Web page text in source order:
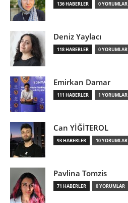
136 HABERLER 0 YORUMLAR
Deniz Yaylacı
118 HABERLER 0 YORUMLAR
Emirkan Damar
111 HABERLER 1 YORUMLAR
Can YİĞİTEROL
93 HABERLER 10 YORUMLAR
Pavlina Tomzis
71 HABERLER 0 YORUMLAR